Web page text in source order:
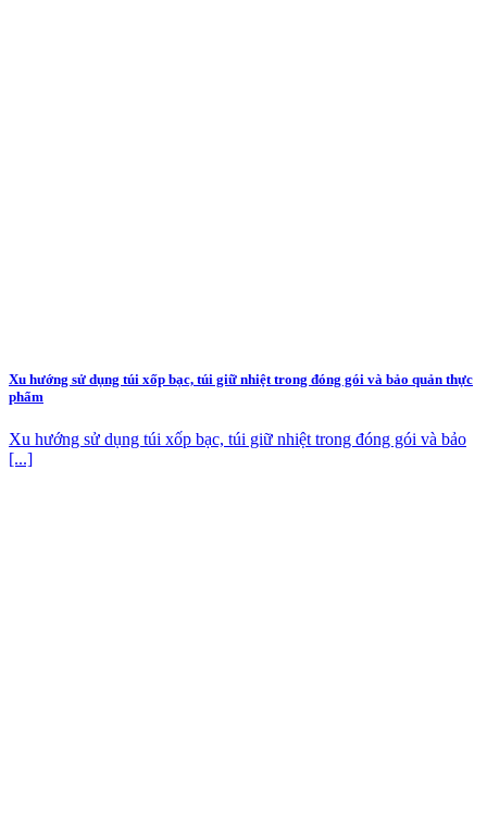
Xu hướng sử dụng túi xốp bạc, túi giữ nhiệt trong đóng gói và bảo quản thực
phẩm
Xu hướng sử dụng túi xốp bạc, túi giữ nhiệt trong đóng gói và bảo
[...]